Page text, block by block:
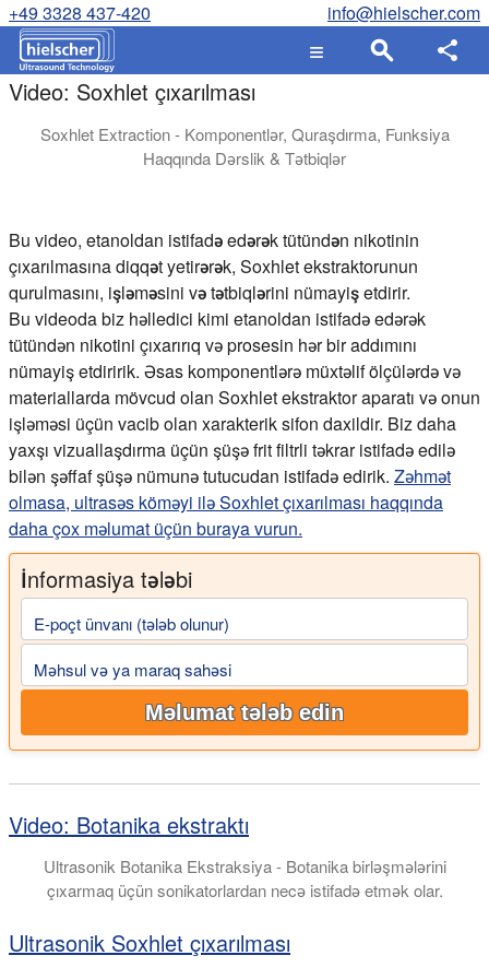
+49 3328 437-420 info@hielscher.com
Video: Soxhlet çıxarılması
Soxhlet Extraction - Komponentlər, Quraşdırma, Funksiya
Haqqında Dərslik & Tətbiqlər
Bu video, etanoldan istifadə edərək tütündən nikotinin
çıxarılmasına diqqət yetirərək, Soxhlet ekstraktorunun
qurulmasını, işləməsini və tətbiqlərini nümayiş etdirir.
Bu videoda biz həlledici kimi etanoldan istifadə edərək
tütündən nikotini çıxarırıq və prosesin hər bir addımını
nümayiş etdiririk. Əsas komponentlərə müxtəlif ölçülərdə və
materiallarda mövcud olan Soxhlet ekstraktor aparatı və onun
işləməsi üçün vacib olan xarakterik sifon daxildir. Biz daha
yaxşı vizuallaşdırma üçün şüşə frit filtrli təkrar istifadə edilə
bilən şəffaf şüşə nümunə tutucudan istifadə edirik. Zəhmət
olmasa, ultrasəs köməyi ilə Soxhlet çıxarılması haqqında
daha çox məlumat üçün buraya vurun.
İnformasiya tələbi
E-poçt ünvanı (tələb olunur)
Məhsul və ya maraq sahəsi
Məlumat tələb edin
Video: Botanika ekstraktı
Ultrasonik Botanika Ekstraksiya - Botanika birləşmələrini
çıxarmaq üçün sonikatorlardan necə istifadə etmək olar.
Ultrasonik Soxhlet çıxarılması